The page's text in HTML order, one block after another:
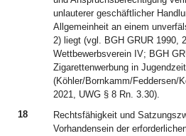
unlauterer geschäftlicher
Allgemeinheit an einem
2) liegt (vgl. BGH GRUR 1990,
Wettbewerbsverein IV; BGH
Zigarettenwerbung in
(Köhler/Bornkamm/Feddersen/
2021, UWG § 8 Rn. 3.30).
18
Rechtsfähigkeit und
Vorhandensein der